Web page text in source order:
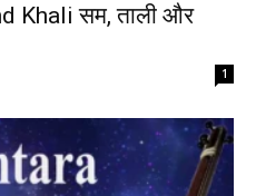
Khali सम, ताली और
1